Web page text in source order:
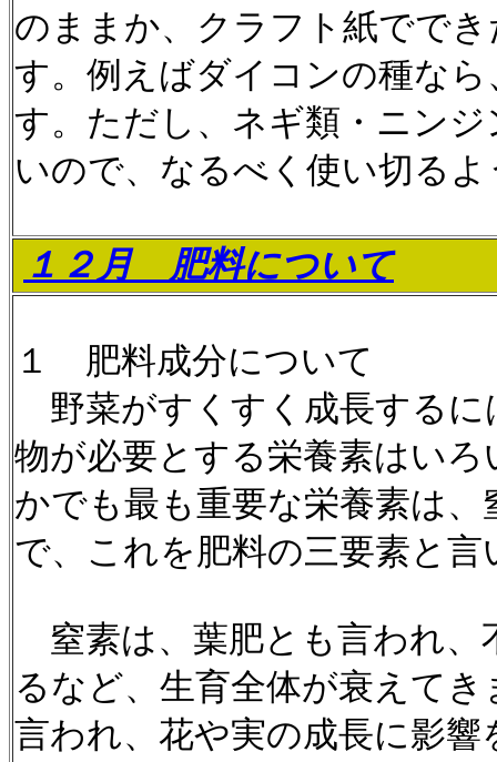
のままか、クラフト紙でで
す。例えばダイコンの種な
す。ただし、ネギ類・ニン
いので、なるべく使い切る
１２月 肥料について
１ 肥料成分について
野菜がすくすく成長するに
物が必要とする栄養素はい
かでも最も重要な栄養素は
で、これを肥料の三要素と言
窒素は、葉肥とも言われ、
るなど、生育全体が衰えて
言われ、花や実の成長に影